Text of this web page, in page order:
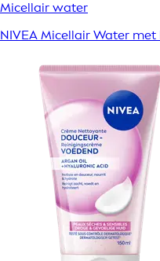
Micellair water
NIVEA Micellair Water